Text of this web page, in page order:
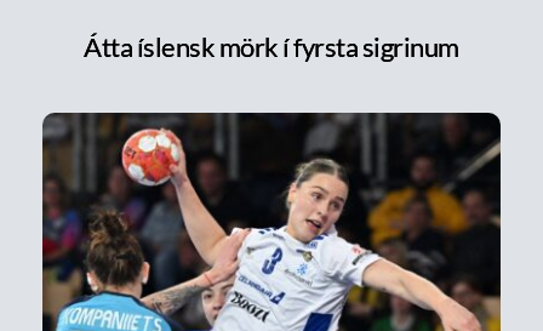
Átta íslensk mörk í fyrsta sigrinum